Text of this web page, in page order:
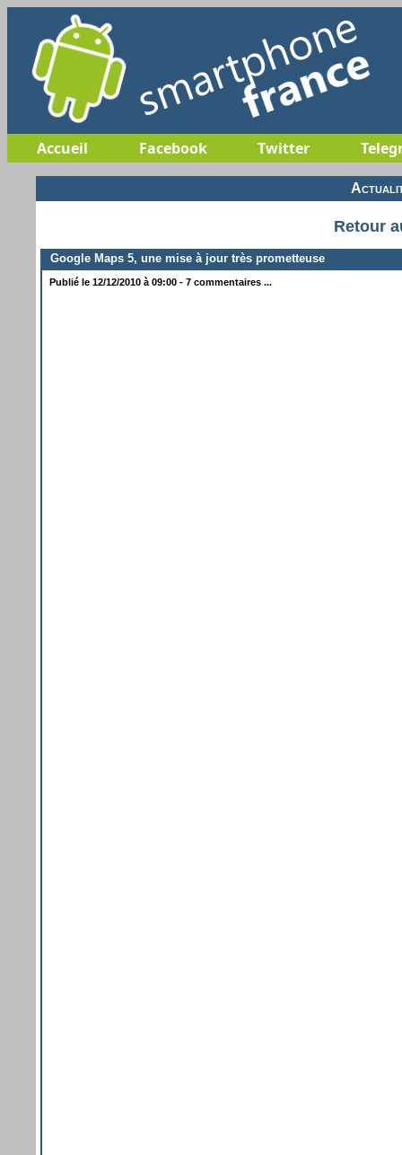
Accueil Facebook Twitter
Retour
Google Maps 5, une mise à jour très prometteuse
Publié le 12/12/2010 à 09:00 - 7 commentaires ...